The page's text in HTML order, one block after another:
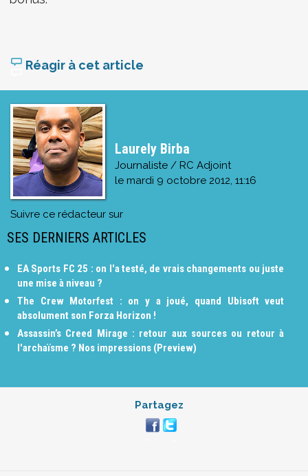
Réagir à cet article
Laurely Birba
Journaliste / RC Adjoint
le mardi 9 octobre 2012, 11:16
Suivre ce rédacteur sur
SES DERNIERS ARTICLES
EA Sports FC 25 : on l'a testé, de vrais changements ou juste
une mise à niveau ?
The Crew Motorfest : on y a joué, quand Ubisoft veut
absolument son Forza Horizon !
Assassin’s Creed Mirage : retour aux sources ou retour à
l'archaïsme ? Nos impressions (Preview)
Partagez